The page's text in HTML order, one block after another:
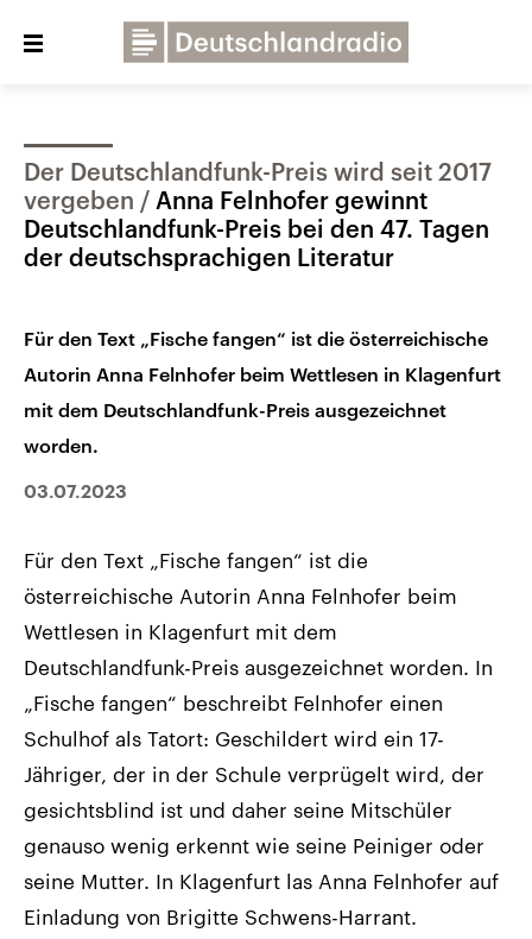
Close
Über uns Programme Presse
Dialog und Kontakt Veranstaltungen
Der Deutschlandfunk-Preis wird seit 2017
vergeben
Anna Felnhofer gewinnt
Deutschlandfunk-Preis bei den 47. Tagen
der deutschsprachigen Literatur
Für den Text „Fische fangen“ ist die österreichische
Autorin Anna Felnhofer beim Wettlesen in Klagenfurt
mit dem Deutschlandfunk-Preis ausgezeichnet
worden.
03.07.2023
Für den Text „Fische fangen“ ist die
österreichische Autorin Anna Felnhofer beim
Wettlesen in Klagenfurt mit dem
Deutschlandfunk-Preis ausgezeichnet worden. In
„Fische fangen“ beschreibt Felnhofer einen
Schulhof als Tatort: Geschildert wird ein 17-
Jähriger, der in der Schule verprügelt wird, der
gesichtsblind ist und daher seine Mitschüler
genauso wenig erkennt wie seine Peiniger oder
seine Mutter. In Klagenfurt las Anna Felnhofer auf
Einladung von Brigitte Schwens-Harrant.